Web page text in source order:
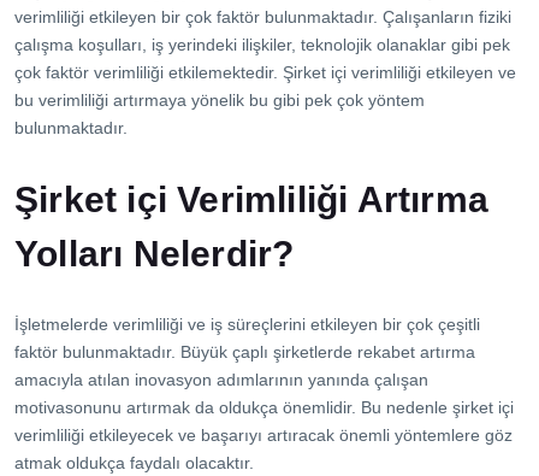
verimliliği etkileyen bir çok faktör bulunmaktadır. Çalışanların fiziki
çalışma koşulları, iş yerindeki ilişkiler, teknolojik olanaklar gibi pek
çok faktör verimliliği etkilemektedir. Şirket içi verimliliği etkileyen ve
bu verimliliği artırmaya yönelik bu gibi pek çok yöntem
bulunmaktadır.
Şirket içi Verimliliği Artırma
Yolları Nelerdir?
İşletmelerde verimliliği ve iş süreçlerini etkileyen bir çok çeşitli
faktör bulunmaktadır. Büyük çaplı şirketlerde rekabet artırma
amacıyla atılan inovasyon adımlarının yanında çalışan
motivasonunu artırmak da oldukça önemlidir. Bu nedenle şirket içi
verimliliği etkileyecek ve başarıyı artıracak önemli yöntemlere göz
atmak oldukça faydalı olacaktır.